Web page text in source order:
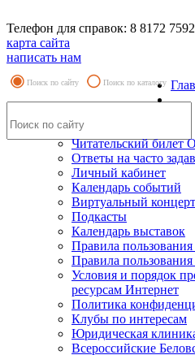
Телефон для справок: 8 8172
карта сайта
написать нам
Поиск по сайту Поиск по каталогу
Читательский
Ответы на часто
Личный кабинет
Календарь событий
Виртуальный
Подкасты
Календарь выставок
Правила
Правила
Условия и порядок
ресурсам Интернет
Политика
Клубы по интересам
Юридическая
Всероссийские